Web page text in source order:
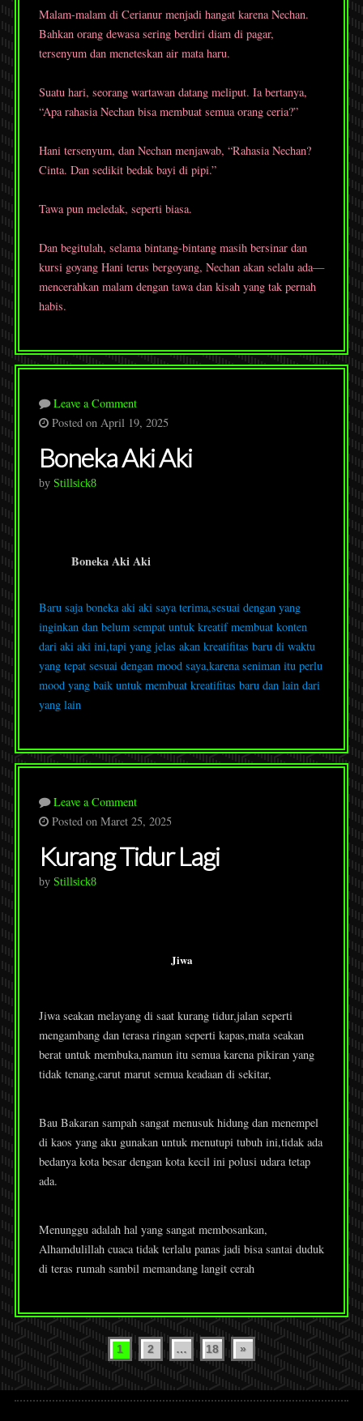
Malam-malam di Cerianur menjadi hangat karena Nechan.
Bahkan orang dewasa sering berdiri diam di pagar,
tersenyum dan meneteskan air mata haru.
Suatu hari, seorang wartawan datang meliput. Ia bertanya,
“Apa rahasia Nechan bisa membuat semua orang ceria?”
Hani tersenyum, dan Nechan menjawab, “Rahasia Nechan?
Cinta. Dan sedikit bedak bayi di pipi.”
Tawa pun meledak, seperti biasa.
Dan begitulah, selama bintang-bintang masih bersinar dan
kursi goyang Hani terus bergoyang, Nechan akan selalu ada—
mencerahkan malam dengan tawa dan kisah yang tak pernah
habis.
Leave a Comment
Posted on April 19, 2025
Boneka Aki Aki
by Stillsick8
Boneka Aki Aki
Baru saja boneka aki aki saya terima,sesuai dengan yang
inginkan dan belum sempat untuk kreatif membuat konten
dari aki aki ini,tapi yang jelas akan kreatifitas baru di waktu
yang tepat sesuai dengan mood saya,karena seniman itu perlu
mood yang baik untuk membuat kreatifitas baru dan lain dari
yang lain
Leave a Comment
Posted on Maret 25, 2025
Kurang Tidur Lagi
by Stillsick8
Jiwa
Jiwa seakan melayang di saat kurang tidur,jalan seperti
mengambang dan terasa ringan seperti kapas,mata seakan
berat untuk membuka,namun itu semua karena pikiran yang
tidak tenang,carut marut semua keadaan di sekitar,
Bau Bakaran sampah sangat menusuk hidung dan menempel
di kaos yang aku gunakan untuk menutupi tubuh ini,tidak ada
bedanya kota besar dengan kota kecil ini polusi udara tetap
ada.
Menunggu adalah hal yang sangat membosankan,
Alhamdulillah cuaca tidak terlalu panas jadi bisa santai duduk
di teras rumah sambil memandang langit cerah
1 2 … 18 »